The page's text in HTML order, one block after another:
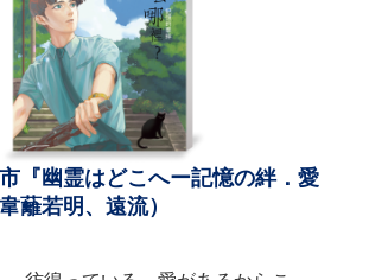
『幽霊はどこへー記憶の絆．愛
蘺若明、遠流）